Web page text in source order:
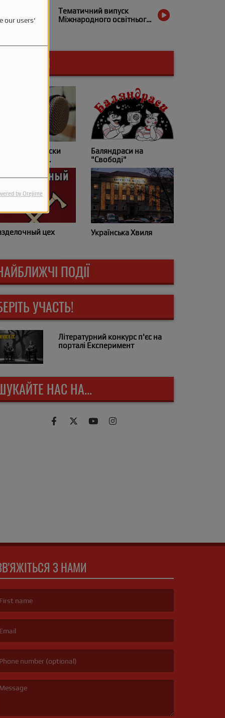
our users'
by Orejime
Тематичний випуск
Міжнародного освітнього
ПРОГРАМИ
випуски
радіо
цех
Баляндраси на
"Свободі"
Українська Хвиля
ПОДІЇ
УЧАСТЬ!
Літературний конкурс п'єс на
порталі Експеримент
НАС НА...
З НАМИ